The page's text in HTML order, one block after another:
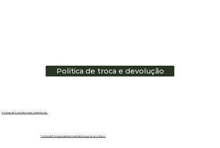
Política de Entrega e data estimada de entrega dos produtos
Políticas de Troca, Devolução e Reembolso
Política de troca e devolução